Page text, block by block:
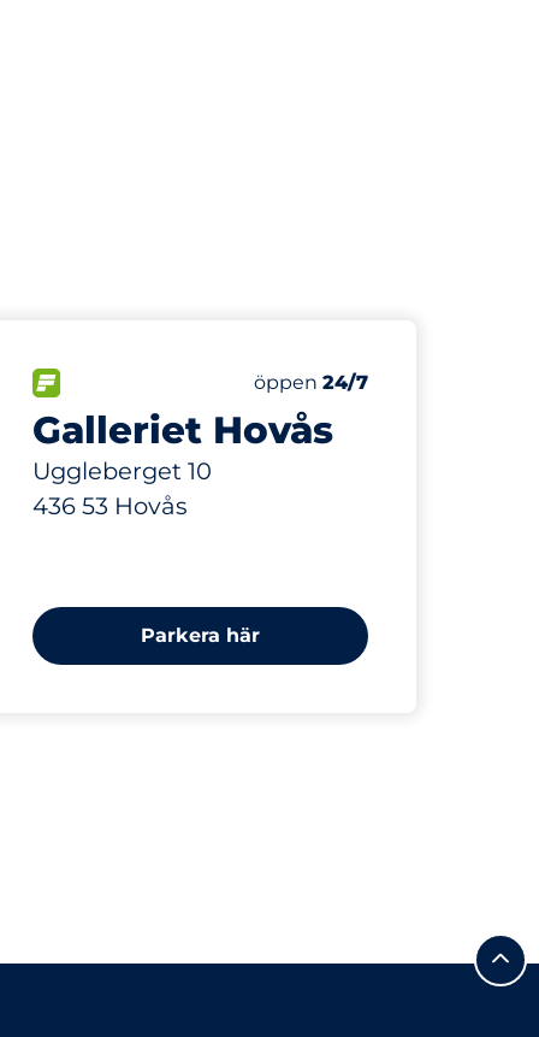
Galleriet Hovås
Uggleberget 10
436 53 Hovås
Antal parkeringsplatser:
Totalt antal platser&nbsp
Torsdag&nbsp
öppen 24/7
340 m
Parkera här